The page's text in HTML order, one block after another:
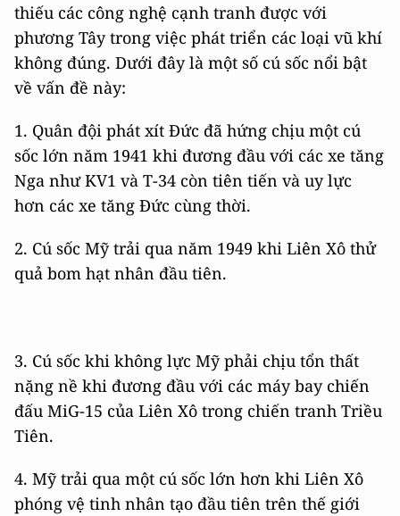
thiếu các công nghệ cạnh tranh được với
phương Tây trong việc phát triển các loại vũ khí
không đúng. Dưới đây là một số cú sốc nổi bật
về vấn đề này:
1. Quân đội phát xít Đức đã hứng chịu một cú
sốc lớn năm 1941 khi đương đầu với các xe tăng
Nga như KV1 và T-34 còn tiên tiến và uy lực
hơn các xe tăng Đức cùng thời.
2. Cú sốc Mỹ trải qua năm 1949 khi Liên Xô thử
quả bom hạt nhân đầu tiên.
3. Cú sốc khi không lực Mỹ phải chịu tổn thất
nặng nề khi đương đầu với các máy bay chiến
đấu MiG-15 của Liên Xô trong chiến tranh Triều
Tiên.
4. Mỹ trải qua một cú sốc lớn hơn khi Liên Xô
phóng vệ tinh nhân tạo đầu tiên trên thế giới